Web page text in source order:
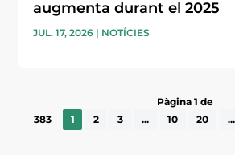
augmenta durant el 2025
JUL. 17, 2026 | NOTÍCIES
Pàgina 1 de
383
1 2 3 ... 10 20 ...